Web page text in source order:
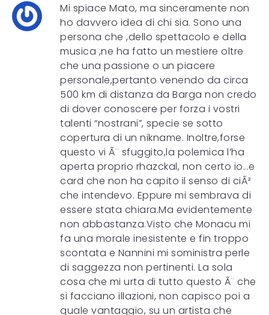
Mi spiace Mato, ma sinceramente non
ho davvero idea di chi sia. Sono una
persona che ,dello spettacolo e della
musica ,ne ha fatto un mestiere oltre
che una passione o un piacere
personale,pertanto venendo da circa
500 km di distanza da Barga non credo
di dover conoscere per forza i vostri
talenti “nostrani”, specie se sotto
copertura di un nikname. Inoltre,forse
questo vi Ã¨ sfuggito,la polemica l’ha
aperta proprio rhazckal, non certo io…e
card che non ha capito il senso di ciÃ²
che intendevo. Eppure mi sembrava di
essere stata chiara.Ma evidentemente
non abbastanza.Visto che Monacu mi
fa una morale inesistente e fin troppo
scontata e Nannini mi soministra perle
di saggezza non pertinenti. La sola
cosa che mi urta di tutto questo Ã¨ che
si facciano illazioni, non capisco poi a
quale vantaggio, su un artista che